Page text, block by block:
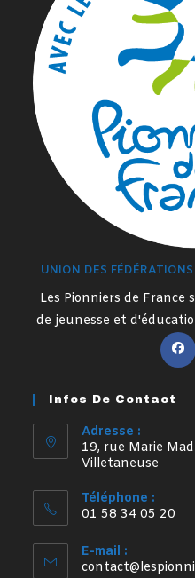
UNION DES
Les Pionniers de
de jeunesse et
Infos De Contact
Adresse :
19, rue Marie
Villetaneuse
Téléphone :
01 58 34 05 20
E-mail :